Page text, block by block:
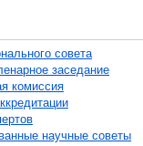
совета
заседание
комисcия
научные советы